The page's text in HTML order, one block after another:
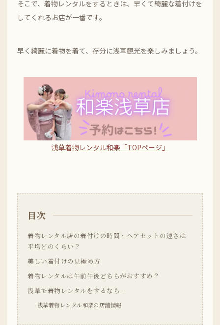
そこで、着物レンタルをするときは、早くて綺麗な着付けを
してくれるお店が一番です。
早く綺麗に着物を着て、存分に浅草観光を楽しみましょう。
浅草着物レンタル和楽「TOPページ」
目次
着物レンタル店の着付けの時間・ヘアセットの速さは
平均どのくらい？
美しい着付けの見極め方
着物レンタルは午前午後どちらがおすすめ？
浅草で着物レンタルをするなら…
浅草着物レンタル和楽の店舗情報